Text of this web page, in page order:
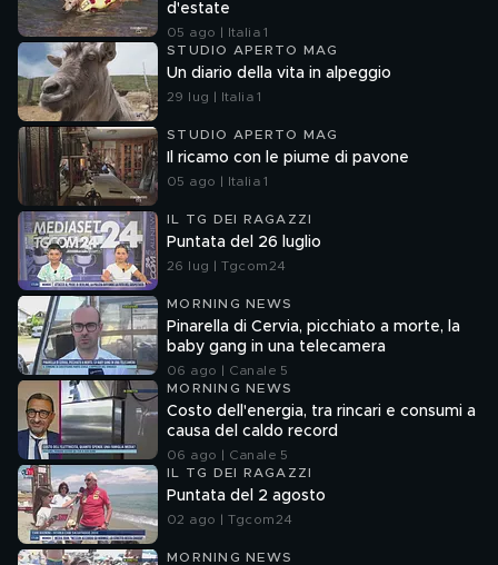
d'estate
05 ago | Italia 1
STUDIO APERTO MAG
Un diario della vita in alpeggio
29 lug | Italia 1
STUDIO APERTO MAG
Il ricamo con le piume di pavone
05 ago | Italia 1
IL TG DEI RAGAZZI
Puntata del 26 luglio
26 lug | Tgcom24
MORNING NEWS
Pinarella di Cervia, picchiato a morte, la
baby gang in una telecamera
06 ago | Canale 5
MORNING NEWS
Costo dell'energia, tra rincari e consumi a
causa del caldo record
06 ago | Canale 5
IL TG DEI RAGAZZI
Puntata del 2 agosto
02 ago | Tgcom24
MORNING NEWS